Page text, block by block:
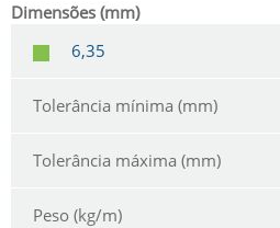
Dimensões (mm)
6,35
Tolerância mínima (mm)
Tolerância máxima (mm)
Peso (kg/m)